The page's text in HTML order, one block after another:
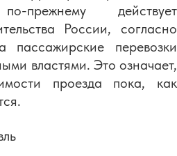
прежнему действует
России, согласно
перевозки
властями. Это означает,
проезда пока, как